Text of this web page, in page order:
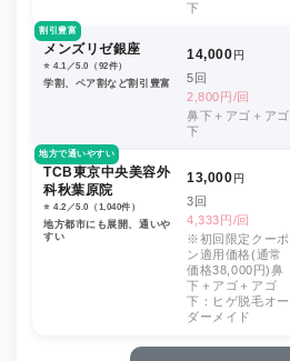
下
割引豊富
メンズリゼ銀座
⭐️ 4.1／5.0（92件）
学割、ペア割など割引豊富
14,000円
5回
2,800円/回
鼻下＋アゴ＋アゴ
下
地方で通いやすい
TCB東京中央美容外
科秋葉原院
⭐️ 4.2／5.0（1,040件）
地方都市にも展開、通いや
すい
13,000円
3回
4,333円/回
※初回限定クーポ
ン適用価格(通常
価格38,000円)鼻
下＋アゴ＋アゴ
下：ヒゲ脱毛オー
ダーメイド